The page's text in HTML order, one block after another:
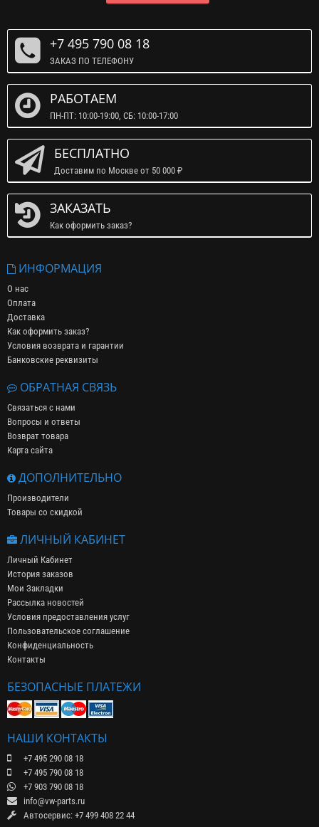
+7 495 790 08 18
ЗАКАЗ ПО ТЕЛЕФОНУ
РАБОТАЕМ
ПН-ПТ: 10:00-19:00, СБ: 10:00-17:00
БЕСПЛАТНО
Доставим по Москве от 50 000 ₽
ЗАКАЗАТЬ
Как оформить заказ?
ИНФОРМАЦИЯ
О нас
Оплата
Доставка
Как оформить заказ?
Условия возврата и гарантии
Банковские реквизиты
ОБРАТНАЯ СВЯЗЬ
Связаться с нами
Вопросы и ответы
Возврат товара
Карта сайта
ДОПОЛНИТЕЛЬНО
Производители
Товары со скидкой
ЛИЧНЫЙ КАБИНЕТ
Личный Кабинет
История заказов
Мои Закладки
Рассылка новостей
Условия предоставления услуг
Пользовательское соглашение
Конфиденциальность
Контакты
БЕЗОПАСНЫЕ ПЛАТЕЖИ
НАШИ КОНТАКТЫ
+7 495 290 08 18
+7 495 790 08 18
+7 903 790 08 18
info@vw-parts.ru
Автосервис: +7 499 408 22 44